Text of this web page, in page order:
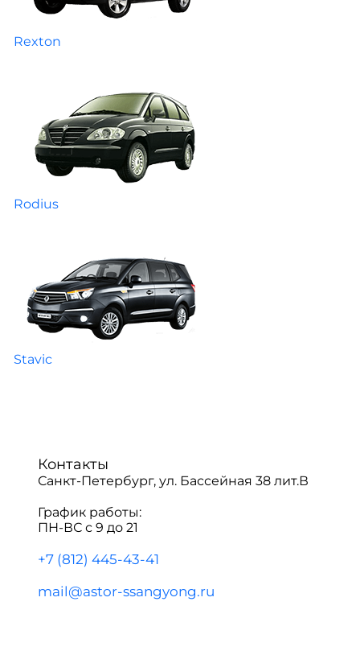
Rexton
Rodius
Stavic
Контакты
Санкт-Петербург, ул. Бассейная 38 лит.В
График работы:
ПН-ВС с 9 до 21
+7 (812) 445-43-41
mail@astor-ssangyong.ru